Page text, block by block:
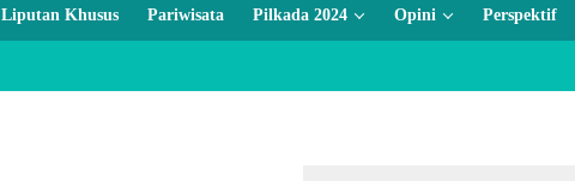
Liputan Khusus Pariwisata Pilkada 2024 Opini Perspektif